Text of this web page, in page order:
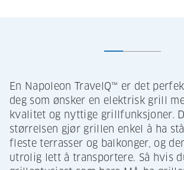
En Napoleon TravelQ™ er det
deg som ønsker en elektrisk grill
kvalitet og nyttige grillfunksjoner.
størrelsen gjør grillen enkel å ha
fleste terrasser og balkonger, og
utrolig lett å transportere. Så hvis